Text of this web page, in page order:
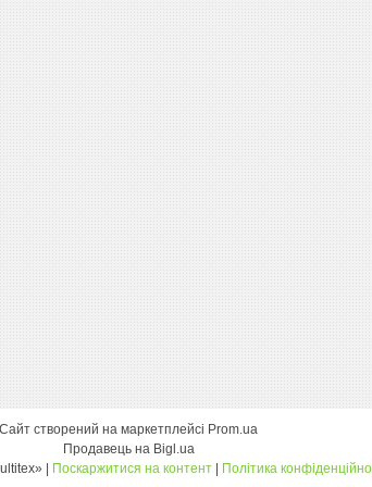
Сайт створений на маркетплейсі Prom.ua
Продавець на Bigl.ua
Поскаржитися на контент Політика